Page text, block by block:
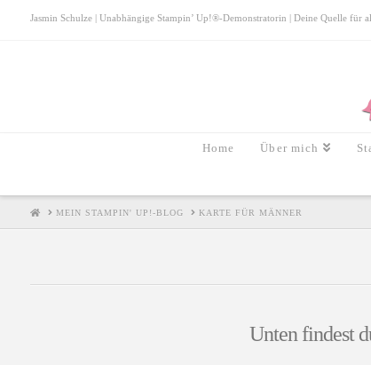
Jasmin Schulze | Unabhängige Stampin’ Up!®-Demonstratorin | Deine Quelle
Home Über mich
HOMEMEIN STAMPIN' UP!-BLOG KARTE FÜR MÄNNER
Unten findest